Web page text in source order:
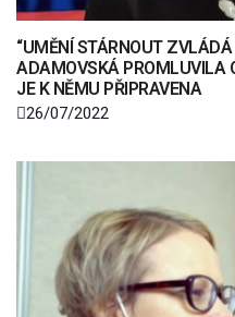
“UMĚNÍ STÁRNOUT
ADAMOVSKÁ PROMLUVILA
JE K NĚMU PŘIPRAVENA
26/07/2022